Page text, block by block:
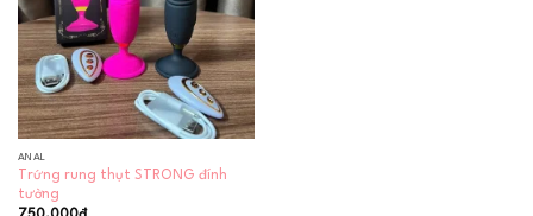
ANAL
Trứng rung thụt STRONG đính
tường